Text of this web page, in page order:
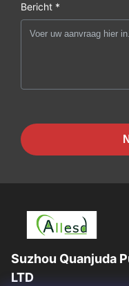
Bericht *
Suzhou Quanjuda
LTD